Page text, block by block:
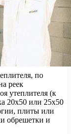
по
реек
утеплителя (к
20х50 или 25х50
плиты или
обрешетки и